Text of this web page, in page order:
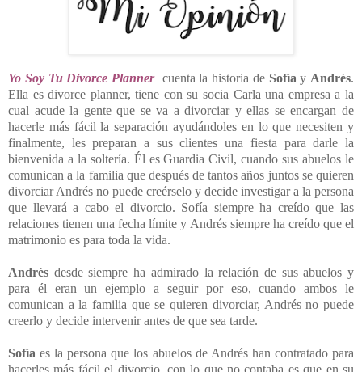
Yo Soy Tu Divorce Planner cuenta la historia de Sofía y Andrés.
Ella es divorce planner, tiene con su socia Carla una empresa a la
cual acude la gente que se va a divorciar y ellas se encargan de
hacerle más fácil la separación ayudándoles en lo que necesiten y
finalmente, les preparan a sus clientes una fiesta para darle la
bienvenida a la soltería. Él es Guardia Civil, cuando sus abuelos le
comunican a la familia que después de tantos años juntos se quieren
divorciar Andrés no puede creérselo y decide investigar a la persona
que llevará a cabo el divorcio. Sofía siempre ha creído que las
relaciones tienen una fecha límite y Andrés siempre ha creído que el
matrimonio es para toda la vida.
Andrés desde siempre ha admirado la relación de sus abuelos y
para él eran un ejemplo a seguir por eso, cuando ambos le
comunican a la familia que se quieren divorciar, Andrés no puede
creerlo y decide intervenir antes de que sea tarde.
Sofía es la persona que los abuelos de Andrés han contratado para
hacerles más fácil el divorcio, con lo que no contaba es que en su